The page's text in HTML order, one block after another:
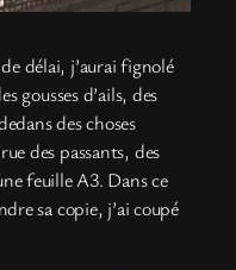
délai, j’aurai fignolé
gousses d’ails, des
des choses
des passants, des
feuille A3. Dans ce
sa copie, j’ai coupé